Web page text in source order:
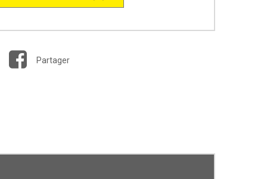
Partager